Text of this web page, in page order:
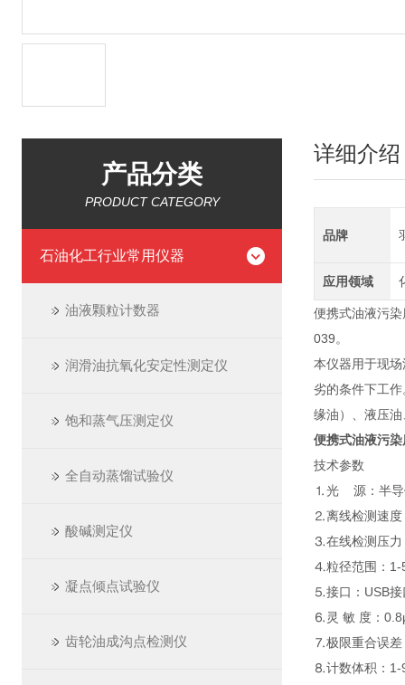
产品分类
PRODUCT CATEGORY
石油化工行业常用仪器
油液颗粒计数器
润滑油抗氧化安定性测定仪
饱和蒸气压测定仪
全自动蒸馏试验仪
酸碱测定仪
凝点倾点试验仪
齿轮油成沟点检测仪
详细介绍
品牌
应用领域
便携式油液污
039。
本仪器用于现
劣的条件下工
缘油）、液压
便携式油液污
技术参数
⒈光 源：半导
⒉离线检测速
⒊在线检测压力
⒋粒径范围：1-
⒌接口：USB接
⒍灵 敏 度：
⒎极限重合误差
⒏计数体积：1-